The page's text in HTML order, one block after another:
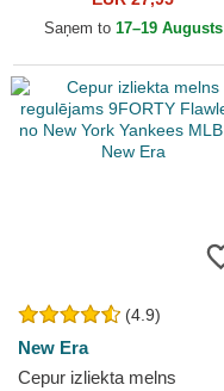
New Era
Saņem to 17–19 Augusts
(4.9)
New Era
Cepur izliekta melns